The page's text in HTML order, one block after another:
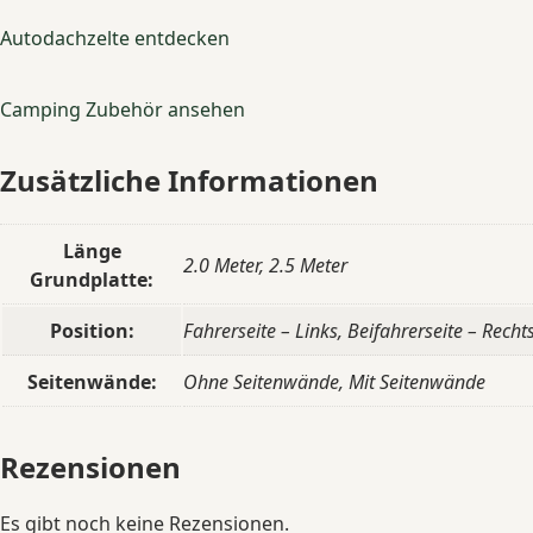
Autodachzelte entdecken
Camping Zubehör ansehen
Zusätzliche Informationen
Länge
Grundplatte:
2.0 Meter, 2.5 Meter
Position:
Fahrerseite – Links, Beifahrerseite –
Seitenwände:
Ohne Seitenwände, Mit Seitenwände
Rezensionen
Es gibt noch keine Rezensionen.